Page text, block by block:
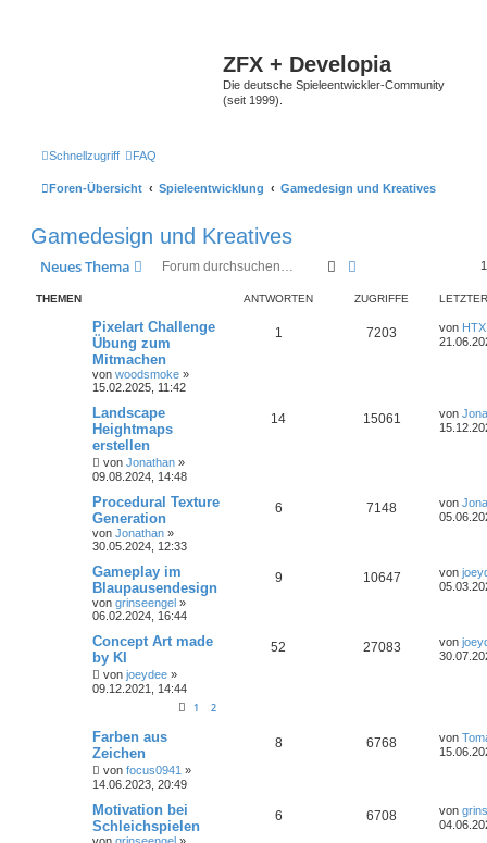
ZFX + Developia
Die deutsche Spieleentwickler-Community
(seit 1999).
Schnellzugriff FAQ
Foren-Übersicht Spieleentwicklung Gamedesign und Kreatives
Gamedesign und Kreatives
Neues Thema Suche
THEMEN ANTWORTEN ZUGRIFFE
Pixelart Challenge
Übung zum
Mitmachen
von woodsmoke »
15.02.2025, 11:42
1 7203 von HTX
Landscape
Heightmaps
erstellen
von Jonathan »
09.08.2024, 14:48
14 15061 von
Procedural Texture
Generation
von Jonathan »
30.05.2024, 12:33
6 7148 von
Gameplay im
Blaupausendesign
von grinseengel »
06.02.2024, 16:44
9 10647 von
Concept Art made
by KI
von joeydee »
09.12.2021, 14:44
1 2
52 27083 von
Farben aus
Zeichen
von focus0941 »
14.06.2023, 20:49
8 6768 von
Motivation bei
Schleichspielen
6 6708 von